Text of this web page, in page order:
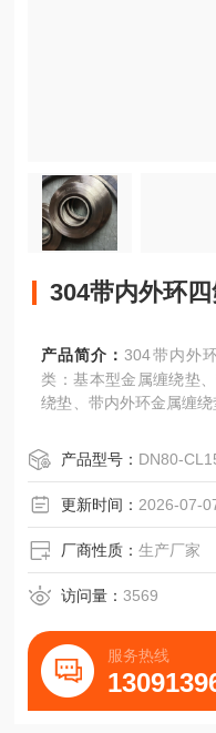
304带内外环
产品简介：304带内外
类：基本型金属缠绕垫
绕垫、带内外环金属缠绕
产品型号： DN80-
更新时间： 2026-07-
厂商性质：生产厂家
访问量：3569
服务热线